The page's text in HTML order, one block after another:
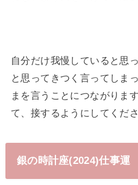
自分だけ我慢していると思
と思ってきつく言ってしま
まを言うことにつながりま
て、接するようにしてくださ
銀の時計座(2024)仕事運